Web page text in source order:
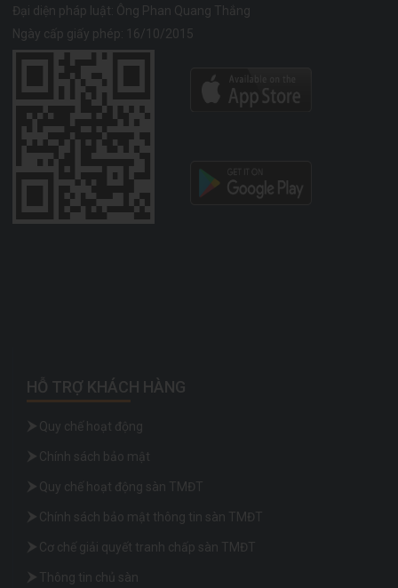
Đại diện pháp luật: Ông Phan Quang Thắng
Ngày cấp giấy phép: 16/10/2015
HỖ TRỢ KHÁCH HÀNG
Quy chế hoạt động
Chính sách bảo mật
Quy chế hoạt động sàn TMĐT
Chính sách bảo mật thông tin sàn TMĐT
Cơ chế giải quyết tranh chấp sàn TMĐT
Thông tin chủ sàn